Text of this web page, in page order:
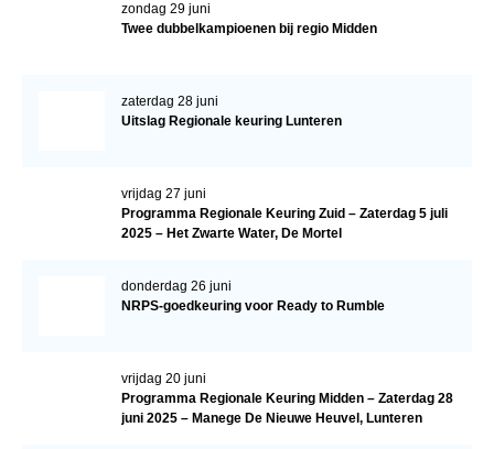
zondag 29 juni
Twee dubbelkampioenen bij regio Midden
zaterdag 28 juni
Uitslag Regionale keuring Lunteren
vrijdag 27 juni
Programma Regionale Keuring Zuid – Zaterdag 5 juli
2025 – Het Zwarte Water, De Mortel
donderdag 26 juni
NRPS-goedkeuring voor Ready to Rumble
vrijdag 20 juni
Programma Regionale Keuring Midden – Zaterdag 28
juni 2025 – Manege De Nieuwe Heuvel, Lunteren